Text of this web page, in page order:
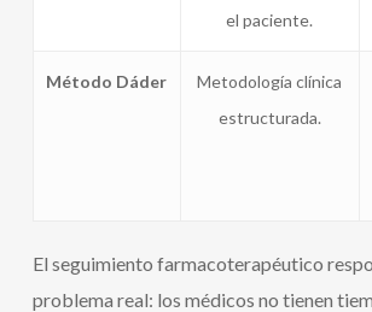
el paciente.
Método Dáder
Metodología clínica
estructurada.
El seguimiento farmacoterapéutico
problema real: los médicos no tienen